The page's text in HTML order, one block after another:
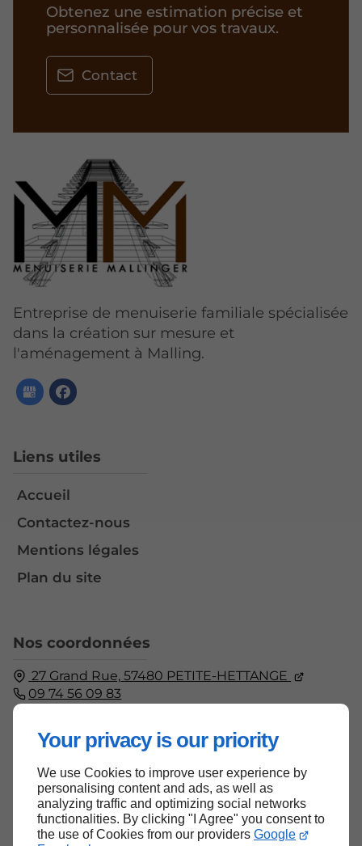
Your privacy is our priority
We use Cookies to improve user experience by
personalising content and ads, as well as
analyzing traffic and optimizing social networks
functionalities. By clicking "I Agree" you consent to
the use of Cookies from our providers Google
Obtenez une estimation précise et
personnalisée pour vos travaux.
Contact
Entreprise de menuiserie familiale spécialisée
dans la création sur mesure et
l'aménagement à Malling.
Liens utiles
Accueil
Contactez-nous
Mentions légales
Plan du site
Nos coordonnées
27 Grand Rue, 57480 PETITE-HETTANGE
09 74 56 09 83
Haut de page